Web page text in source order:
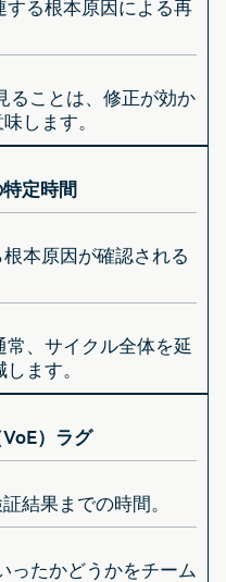
する根本原因による再
ることは、修正が効か
します。
定時間
本原因が確認される
常、サイクル全体を延
ます。
）ラグ
結果までの時間。
ったかどうかをチーム